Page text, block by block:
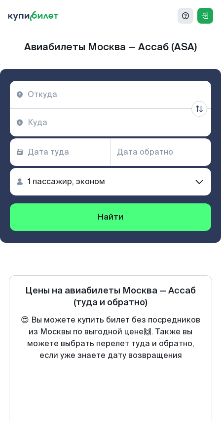
Авиабилеты Москва — Ассаб (ASA)
Найти
Цены на авиабилеты Москва — Ассаб
(туда и обратно)
😍 Вы можете купить билет без посредников
из Москвы по выгодной цене🙌. Также вы
можете выбрать перелет туда и обратно,
если уже знаете дату возвращения